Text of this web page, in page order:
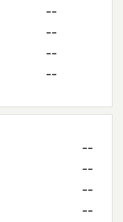
--
--
--
--
--
--
--
--